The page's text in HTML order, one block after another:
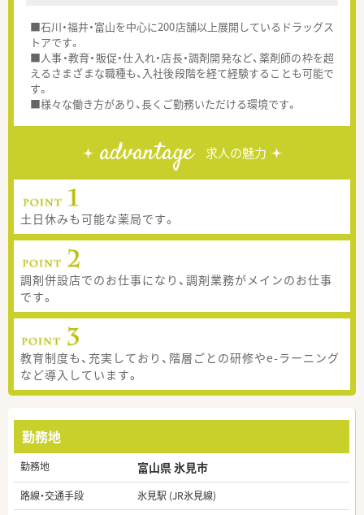
■石川・福井・富山を中心に200店舗以上展開しているドラッグス
トアです。
■人事・教育・販促・仕入れ・店長・調剤開発など、薬剤師の枠を超
えるさまざまな職種も、入社後段階を経て経験することも可能で
す。
■様々な働き方があり、長くご勤務いただける環境です。
advantage 求人の魅力
土日休みも可能な薬局です。
調剤併設店でのお仕事になり、調剤業務がメインのお仕事
です。
教育制度も、充実しており、階層ごとの研修やe-ラーニング
など導入しています。
勤務地
勤務地 富山県 氷見市
路線・交通手段
氷見駅 (JR氷見線)